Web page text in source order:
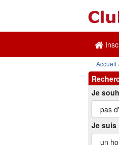
Accueil
Je
Je suis